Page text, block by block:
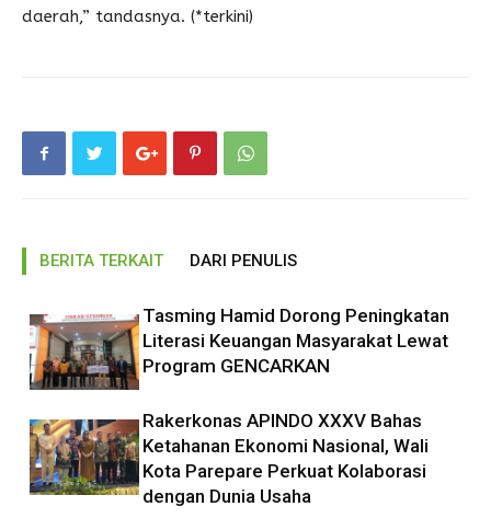
daerah,” tandasnya. (*terkini)
BERITA TERKAIT DARI PENULIS
Tasming Hamid Dorong Peningkatan
Literasi Keuangan Masyarakat Lewat
Program GENCARKAN
Rakerkonas APINDO XXXV Bahas
Ketahanan Ekonomi Nasional, Wali
Kota Parepare Perkuat Kolaborasi
dengan Dunia Usaha